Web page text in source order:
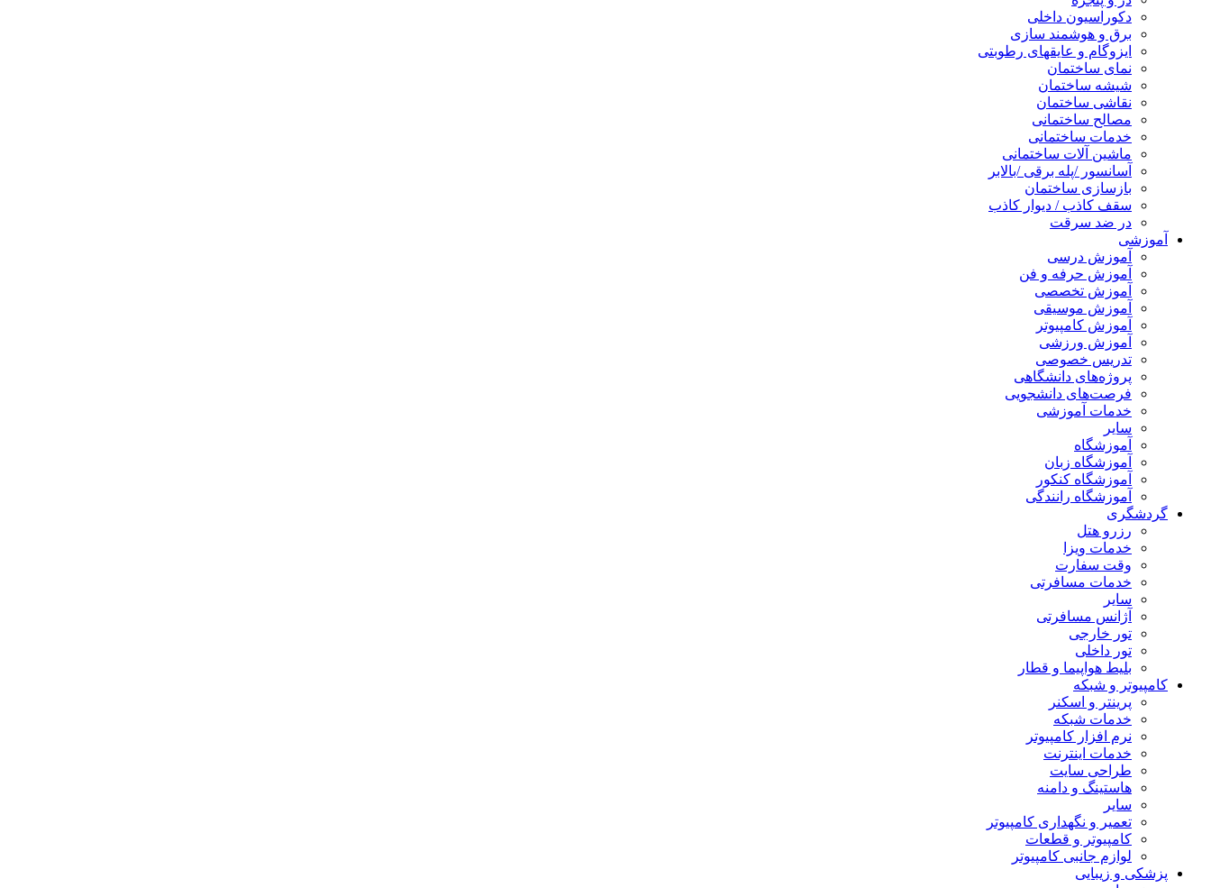
دکوراسیون داخلی
برق و هوشمند سازی
ایزوگام و عایقهای رطوبتی
نمای ساختمان
شیشه ساختمان
نقاشی ساختمان
مصالح ساختمانی
خدمات ساختمانی
ماشین آلات ساختمانی
آسانسور /پله برقی /بالابر
بازسازی ساختمان
سقف کاذب / دیوار کاذب
در ضد سرقت
آموزشی
آموزش درسی
آموزش حرفه و فن
آموزش تخصصی
آموزش موسیقی
آموزش کامپیوتر
آموزش ورزشی
تدریس خصوصی
پروژه‌های دانشگاهی
فرصت‌های دانشجویی
خدمات آموزشی
سایر
آموزشگاه
آموزشگاه زبان
آموزشگاه کنکور
آموزشگاه رانندگی
گردشگری
رزرو هتل
خدمات ویزا
وقت سفارت
خدمات مسافرتی
سایر
آژانس مسافرتی
تور خارجی
تور داخلی
بلیط هواپیما و قطار
کامپیوتر و شبکه
پرینتر و اسکنر
خدمات شبکه
نرم افزار کامپیوتر
خدمات اینترنت
طراحی سایت
هاستینگ و دامنه
سایر
تعمیر و نگهداری کامپیوتر
کامپیوتر و قطعات
لوازم جانبی کامپیوتر
پزشکی و زیبایی